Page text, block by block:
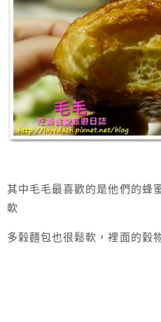
其中毛毛最喜歡的是他們的蜂
軟
多榖麵包也很鬆軟，裡面的穀